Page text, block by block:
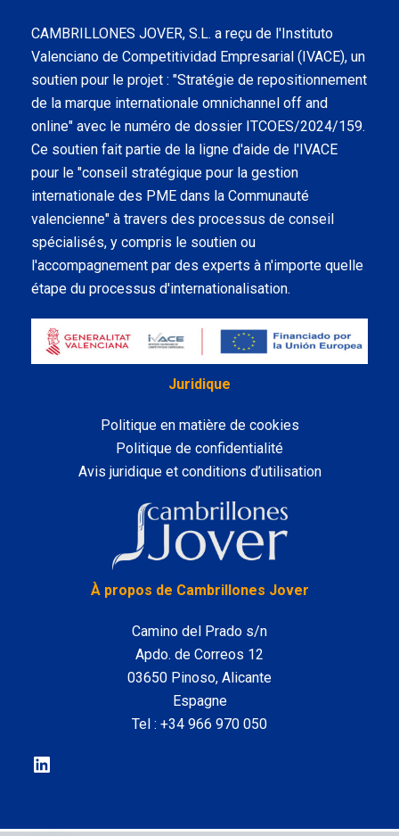
CAMBRILLONES JOVER, S.L. a reçu de l'Instituto
Valenciano de Competitividad Empresarial (IVACE), un
soutien pour le projet : "Stratégie de repositionnement
de la marque internationale omnichannel off and
online" avec le numéro de dossier ITCOES/2024/159.
Ce soutien fait partie de la ligne d'aide de l'IVACE
pour le "conseil stratégique pour la gestion
internationale des PME dans la Communauté
valencienne" à travers des processus de conseil
spécialisés, y compris le soutien ou
l'accompagnement par des experts à n'importe quelle
étape du processus d'internationalisation.
Juridique
Politique en matière de cookies
Politique de confidentialité
Avis juridique et conditions d’utilisation
À propos de Cambrillones Jover
Camino del Prado s/n
Apdo. de Correos 12
03650 Pinoso, Alicante
Espagne
Tel : +34 966 970 050
LinkedIn